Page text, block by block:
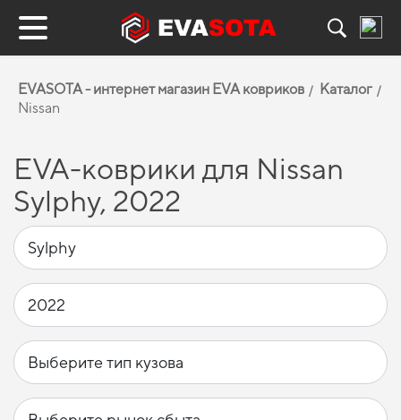
EVASOTA - интернет магазин EVA ковриков
Каталог
Nissan
EVA-коврики для Nissan
Sylphy, 2022